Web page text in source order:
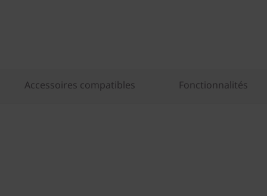
Accessoires compatibles Fonctionnalités